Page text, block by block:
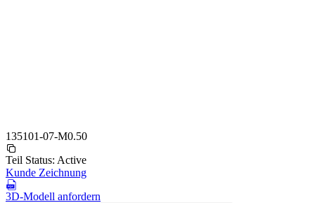
135101-07-M0.50
Teil Status: Active
Kunde Zeichnung
3D-Modell anfordern